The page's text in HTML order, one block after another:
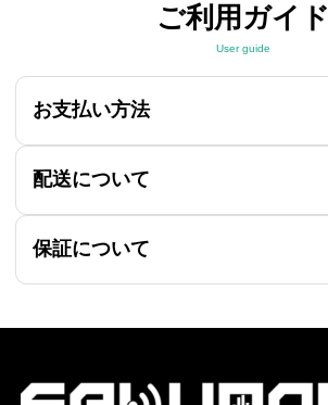
ご利用ガイド
User guide
お支払い方法
配送について
保証について